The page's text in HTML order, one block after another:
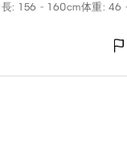
: 156 - 160cm体重: 46